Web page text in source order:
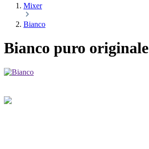
Mixer
Bianco
Bianco puro originale